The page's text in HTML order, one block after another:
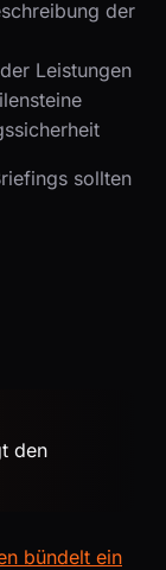
der
Leistungen
sollten
den
bündelt ein